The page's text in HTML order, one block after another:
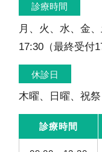
診療時間
月、火、水、金
17:30（最終受付
休診日
木曜、日曜、祝祭
診療時間